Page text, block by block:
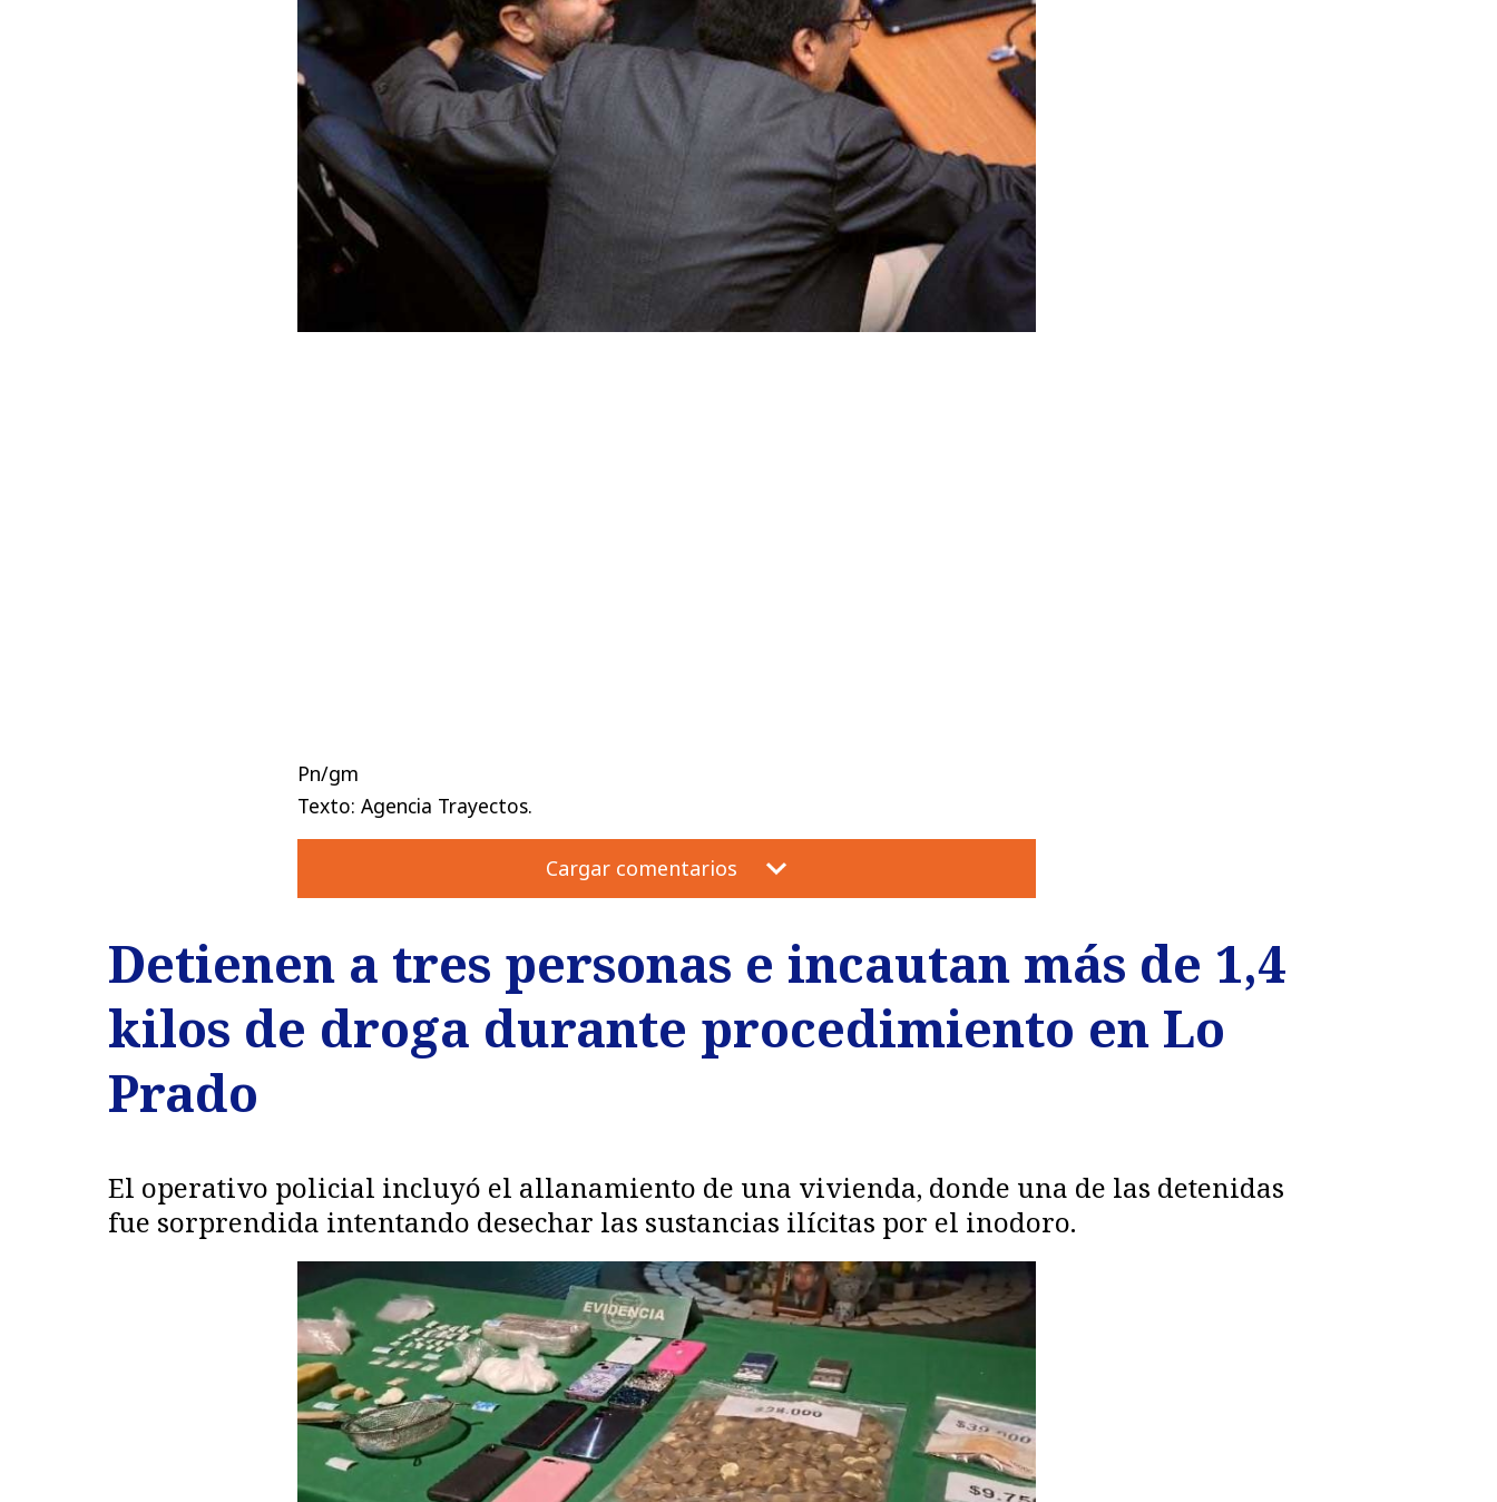
Pn/gm
Texto: Agencia Trayectos.
Cargar comentarios
Detienen a tres personas e incautan más de 1,4
kilos de droga durante procedimiento en Lo
Prado
El operativo policial incluyó el allanamiento de una vivienda, donde una de las detenidas
fue sorprendida intentando desechar las sustancias ilícitas por el inodoro.